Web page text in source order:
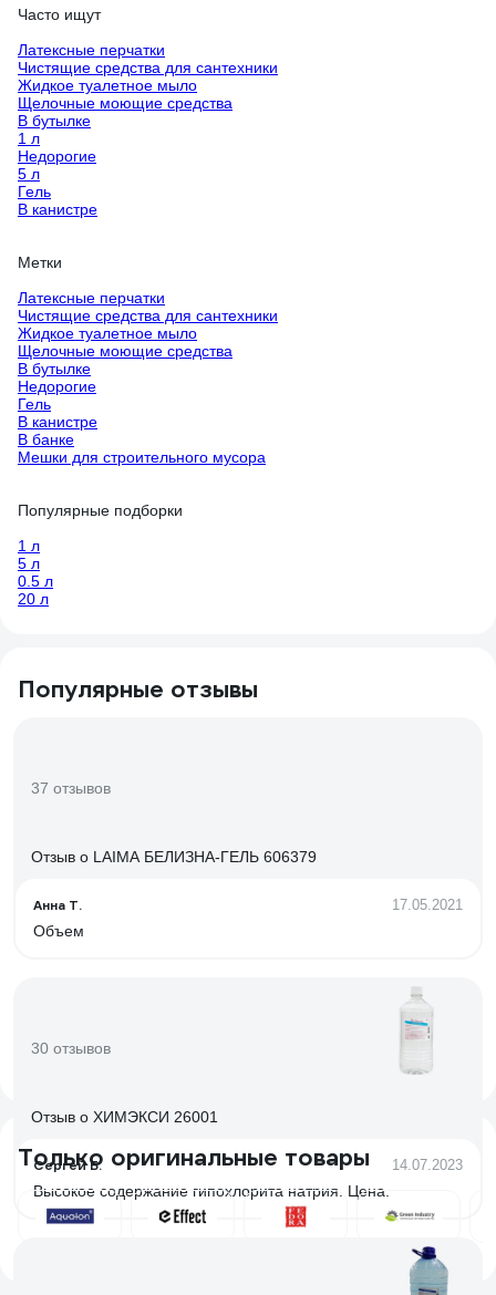
Часто ищут
Латексные перчатки
Чистящие средства для сантехники
Жидкое туалетное мыло
Щелочные моющие средства
В бутылке
1 л
Недорогие
5 л
Гель
В канистре
Метки
Латексные перчатки
Чистящие средства для сантехники
Жидкое туалетное мыло
Щелочные моющие средства
В бутылке
Недорогие
Гель
В канистре
В банке
Мешки для строительного мусора
Популярные подборки
1 л
5 л
0.5 л
20 л
Популярные отзывы
37 отзывов
Отзыв о LAIMA БЕЛИЗНА-ГЕЛЬ 606379
Анна Т. 17.05.2021
Объем
30 отзывов
Отзыв о ХИМЭКСИ 26001
Сергей Б. 14.07.2023
Высокое содержание гипохлорита натрия. Цена.
Только оригинальные товары